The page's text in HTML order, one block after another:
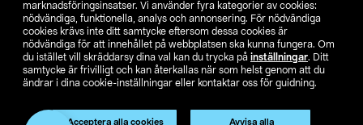
marknadsföringsinsatser. Vi använder fyra kategorier av cookies:
nödvändiga, funktionella, analys och annonsering. För nödvändiga
cookies krävs inte ditt samtycke eftersom dessa cookies är
nödvändiga för att innehållet på webbplatsen ska kunna fungera. Om
du istället vill skräddarsy dina val kan du trycka på inställningar. Ditt
samtycke är frivilligt och kan återkallas när som helst genom att du
ändrar i dina cookie-inställningar eller kontaktar oss för guidning.
Acceptera alla cookies Avvisa alla
Ändra till priser exklusive moms